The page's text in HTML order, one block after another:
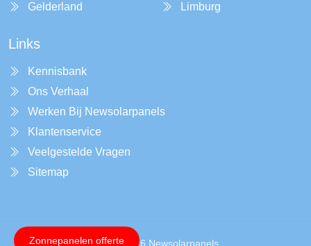
Gelderland
Limburg
Links
Kennisbank
Ons Verhaal
Werken Bij Newsolarpanels
Klantenservice
Veelgestelde Vragen
Sitemap
Copyright © 2026 Newsolarpanels.
Zonnepanelen offerte